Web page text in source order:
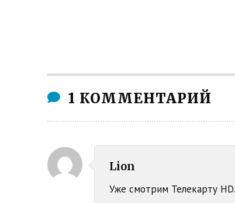
1 КОММЕНТАРИЙ
Lion
Уже смотрим Телекарту HD.